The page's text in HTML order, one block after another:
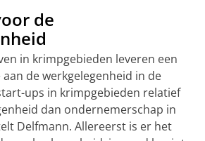
de
in krimpgebieden leveren een
de werkgelegenheid in de
ups in krimpgebieden relatief
dan ondernemerschap in
Delfmann. Allereerst is er het